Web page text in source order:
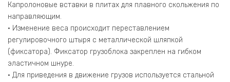
Капролоновые вставки в плитах для плавного скольжения по
направляющим.
• Изменение веса происходит переставлением
регулировочного штыря с металлической шляпкой
(фиксатора). Фиксатор грузоблока закреплен на гибком
эластичном шнуре.
• Для приведения в движение грузов используется стальной